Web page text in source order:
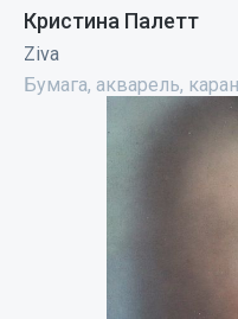
Кристина Палетт
Ziva
Бумага, акварель,